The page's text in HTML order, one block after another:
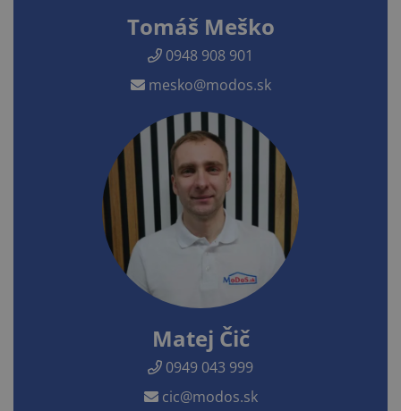
Tomáš Meško
0948 908 901
mesko@modos.sk
Matej Čič
0949 043 999
cic@modos.sk